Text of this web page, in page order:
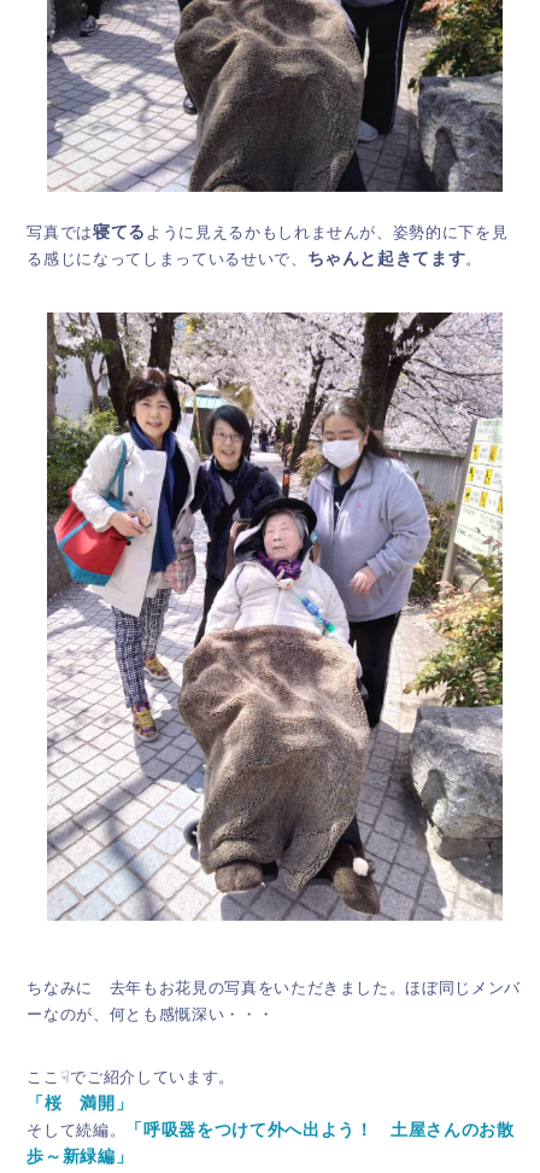
写真では寝てる ように見えるかもしれませんが、姿勢的に下を見
る感じになってしまっているせいで、 ちゃんと起きてます
ちなみに 去年もお花見の写真をいただきました。ほぼ同じメンバ
ーなのが、何とも感慨深い・・・
ここ☟でご紹介しています。
「桜 満開」
そして続編。
「呼吸器をつけて外へ出よう！ 土屋さんのお散
歩～新緑編」